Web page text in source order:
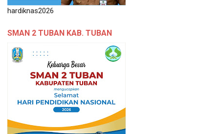
hardiknas2026
SMAN 2 TUBAN KAB. TUBAN